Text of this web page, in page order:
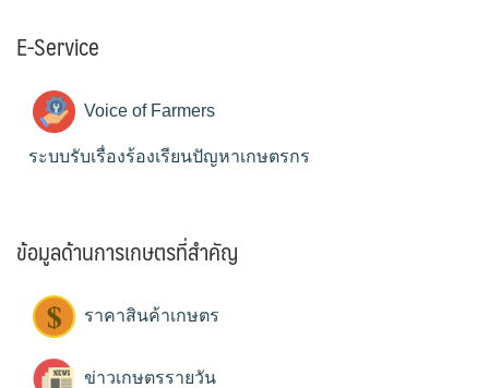
E-Service
Voice of Farmers
ระบบรับเรื่องร้องเรียนปัญหาเกษตรกร
ข้อมูลด้านการเกษตรที่สำคัญ
ราคาสินค้าเกษตร
ข่าวเกษตรรายวัน